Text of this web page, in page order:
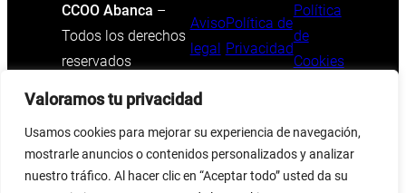
Valoramos tu privacidad
Usamos cookies para mejorar su experiencia de navegación,
mostrarle anuncios o contenidos personalizados y analizar
nuestro tráfico. Al hacer clic en “Aceptar todo” usted da su
CCOO Abanca –
Todos los derechos
reservados
Aviso
legal
Política de
Privacidad
Política
de
Cookies